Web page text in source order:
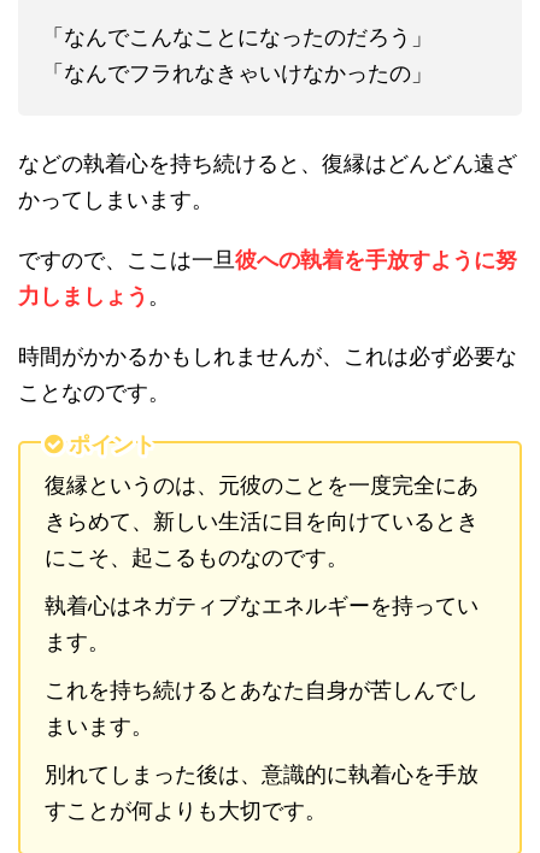
「なんでこんなことになったのだろう」
「なんでフラれなきゃいけなかったの」
などの執着心を持ち続けると、復縁はどんどん遠ざ
かってしまいます。
ですので、ここは一旦彼への執着を手放すように努
力しましょう 。
時間がかかるかもしれませんが、これは必ず必要な
ことなのです。
ポイント
復縁というのは、元彼のことを一度完全にあ
きらめて、新しい生活に目を向けているとき
にこそ、起こるものなのです。
執着心はネガティブなエネルギーを持ってい
ます。
これを持ち続けるとあなた自身が苦しんでし
まいます。
別れてしまった後は、意識的に執着心を手放
すことが何よりも大切です。